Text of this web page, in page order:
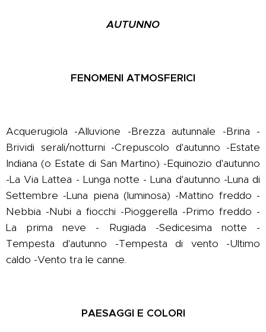
AUTUNNO
FENOMENI ATMOSFERICI
Acquerugiola -Alluvione -Brezza autunnale -Brina -
Brividi serali/notturni -Crepuscolo d'autunno -Estate
Indiana (o Estate di San Martino) -Equinozio d'autunno
-La Via Lattea - Lunga notte - Luna d'autunno -Luna di
Settembre -Luna piena (luminosa) -Mattino freddo -
Nebbia -Nubi a fiocchi -Pioggerella -Primo freddo -
La prima neve - Rugiada -Sedicesima notte -
Tempesta d'autunno -Tempesta di vento -Ultimo
caldo -Vento tra le canne.
PAESAGGI E COLORI